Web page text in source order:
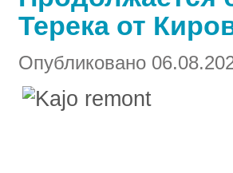
Терека от
Опубликовано